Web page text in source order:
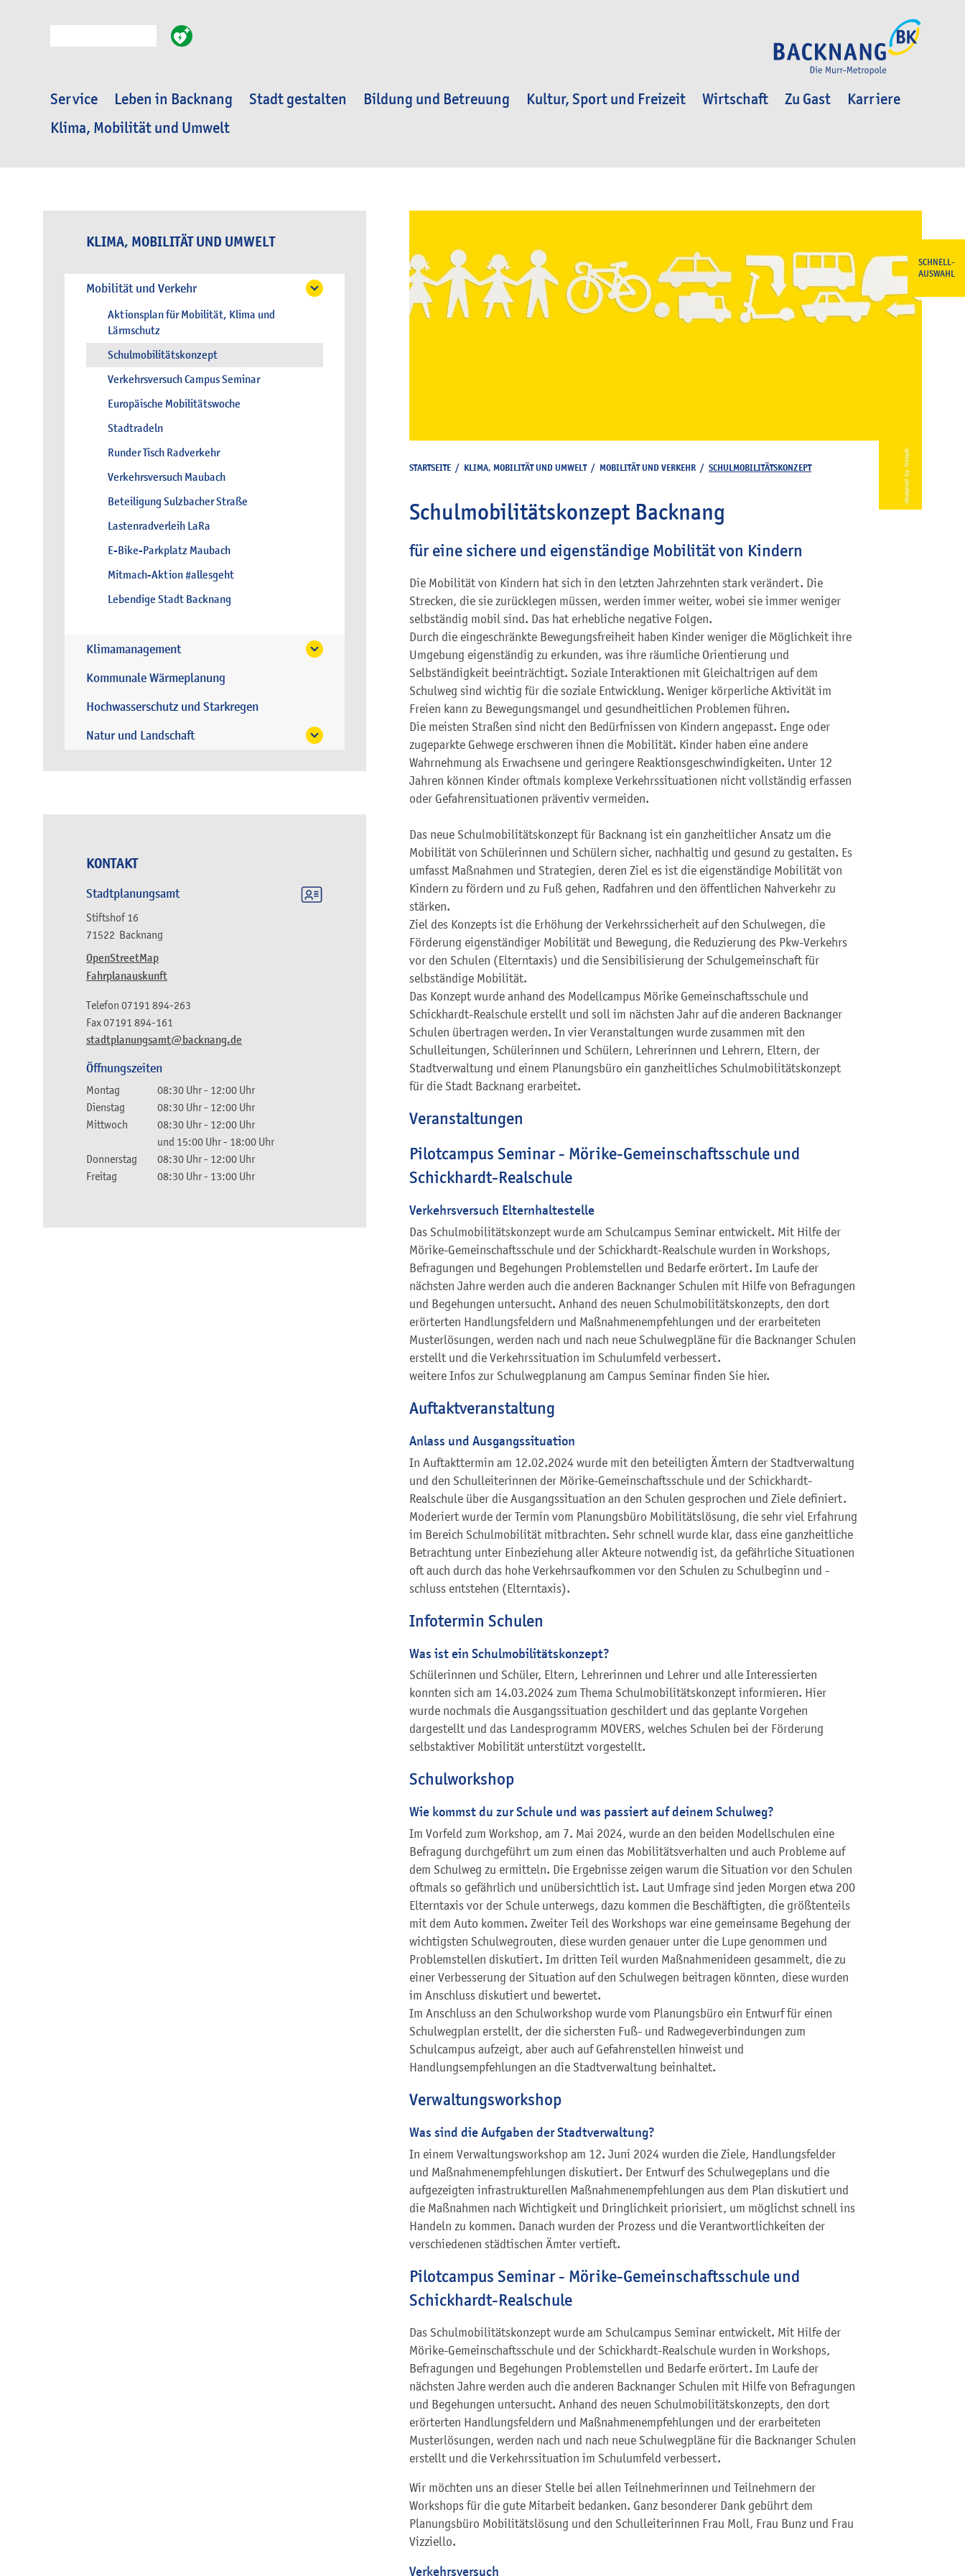
Service Leben in Backnang Stadt gestalten Bildung und Betreuung Kultur, Sport und Freizeit Wirtschaft Zu Gast
Karriere
Klima, Mobilität und Umwelt
SCHNELL-
AUSWAHL
KLIMA, MOBILITÄT UND UMWELT
Mobilität und Verkehr
Aktionsplan für Mobilität, Klima und
Lärmschutz
Schulmobilitätskonzept
Verkehrsversuch Campus Seminar
Europäische Mobilitätswoche
Stadtradeln
Runder Tisch Radverkehr
Verkehrsversuch Maubach
Beteiligung Sulzbacher Straße
Lastenradverleih LaRa
E-Bike-Parkplatz Maubach
Mitmach-Aktion #allesgeht
Lebendige Stadt Backnang
Klimamanagement
Kommunale Wärmeplanung
Hochwasserschutz und Starkregen
Natur und Landschaft
KONTAKT
Stadtplanungsamt
Stiftshof 16
71522 Backnang
OpenStreetMap
Fahrplanauskunft
stadtplanungsamt@backnang.de
Telefon 07191 894-263
Fax07191 894-161
Öffnungszeiten
Montag 08:30 Uhr- 12:00 Uhr
Dienstag
08:30 Uhr- 12:00 Uhr
Mittwoch
08:30 Uhr- 12:00 Uhr
und 15:00 Uhr- 18:00 Uhr
Donnerstag
08:30 Uhr- 12:00 Uhr
Freitag
08:30 Uhr- 13:00 Uhr
STARTSEITE / KLIMA, MOBILITÄT UND UMWELT/ MOBILITÄT UND VERKEHR / SCHULMOBILITÄTSKONZEPT
Schulmobilitätskonzept Backnang
für eine sichere und eigenständige Mobilität von Kindern
Die Mobilität von Kindern hat sich in den letzten Jahrzehnten stark verändert. Die
Strecken, die sie zurücklegen müssen, werden immer weiter, wobei sie immer weniger
selbständig mobil sind. Das hat erhebliche negative Folgen.
Durch die eingeschränkte Bewegungsfreiheit haben Kinder weniger die Möglichkeit ihre
Umgebung eigenständig zu erkunden, was ihre räumliche Orientierung und
Selbständigkeit beeinträchtigt. Soziale Interaktionen mit Gleichaltrigen auf dem
Schulweg sind wichtig für die soziale Entwicklung. Weniger körperliche Aktivität im
Freien kann zu Bewegungsmangel und gesundheitlichen Problemen führen.
Die meisten Straßen sind nicht den Bedürfnissen von Kindern angepasst. Enge oder
zugeparkte Gehwege erschweren ihnen die Mobilität. Kinder haben eine andere
Wahrnehmung als Erwachsene und geringere Reaktionsgeschwindigkeiten. Unter 12
Jahren können Kinder oftmals komplexe Verkehrssituationen nicht vollständig erfassen
oder Gefahrensituationen präventiv vermeiden.
Das neue Schulmobilitätskonzept für Backnang ist ein ganzheitlicher Ansatz um die
Mobilität von Schülerinnen und Schülern sicher, nachhaltig und gesund zu gestalten. Es
umfasst Maßnahmen und Strategien, deren Ziel es ist die eigenständige Mobilität von
Kindern zu fördern und zu Fuß gehen, Radfahren und den öffentlichen Nahverkehr zu
stärken.
Ziel des Konzepts ist die Erhöhung der Verkehrssicherheit auf den Schulwegen, die
Förderung eigenständiger Mobilität und Bewegung, die Reduzierung des Pkw-Verkehrs
vor den Schulen (Elterntaxis) und die Sensibilisierung der Schulgemeinschaft für
selbständige Mobilität.
Das Konzept wurde anhand des Modellcampus Mörike Gemeinschaftsschule und
Schickhardt-Realschule erstellt und soll im nächsten Jahr auf die anderen Backnanger
Schulen übertragen werden. In vier Veranstaltungen wurde zusammen mit den
Schulleitungen, Schülerinnen und Schülern, Lehrerinnen und Lehrern, Eltern, der
Stadtverwaltung und einem Planungsbüro ein ganzheitliches Schulmobilitätskonzept
für die Stadt Backnang erarbeitet.
Veranstaltungen
Pilotcampus Seminar - Mörike-Gemeinschaftsschule und
Schickhardt-Realschule
Verkehrsversuch Elternhaltestelle
Das Schulmobilitätskonzept wurde am Schulcampus Seminar entwickelt. Mit Hilfe der
Mörike-Gemeinschaftsschule und der Schickhardt-Realschule wurden in Workshops,
Befragungen und Begehungen Problemstellen und Bedarfe erörtert. Im Laufe der
nächsten Jahre werden auch die anderen Backnanger Schulen mit Hilfe von Befragungen
und Begehungen untersucht. Anhand des neuen Schulmobilitätskonzepts, den dort
erörterten Handlungsfeldern und Maßnahmenempfehlungen und der erarbeiteten
Musterlösungen, werden nach und nach neue Schulwegpläne für die Backnanger Schulen
erstellt und die Verkehrssituation im Schulumfeld verbessert.
weitere Infos zur Schulwegplanung am Campus Seminar finden Sie hier.
Auftaktveranstaltung
Anlass und Ausgangssituation
In Auftakttermin am 12.02.2024 wurde mit den beteiligten Ämtern der Stadtverwaltung
und den Schulleiterinnen der Mörike-Gemeinschaftsschule und der Schickhardt-
Realschule über die Ausgangssituation an den Schulen gesprochen und Ziele definiert.
Moderiert wurde der Termin vom Planungsbüro Mobilitätslösung, die sehr viel Erfahrung
im Bereich Schulmobilität mitbrachten. Sehr schnell wurde klar, dass eine ganzheitliche
Betrachtung unter Einbeziehung aller Akteure notwendig ist, da gefährliche Situationen
oft auch durch das hohe Verkehrsaufkommen vor den Schulen zu Schulbeginn und -
schluss entstehen (Elterntaxis).
Infotermin Schulen
Was ist ein Schulmobilitätskonzept?
Schülerinnen und Schüler, Eltern, Lehrerinnen und Lehrer und alle Interessierten
konnten sich am 14.03.2024 zum Thema Schulmobilitätskonzept informieren. Hier
wurde nochmals die Ausgangssituation geschildert und das geplante Vorgehen
dargestellt und das Landesprogramm MOVERS, welches Schulen bei der Förderung
selbstaktiver Mobilität unterstützt vorgestellt.
Schulworkshop
Wie kommst du zur Schule und was passiert auf deinem Schulweg?
Im Vorfeld zum Workshop, am 7. Mai 2024, wurde an den beiden Modellschulen eine
Befragung durchgeführt um zum einen das Mobilitätsverhalten und auch Probleme auf
dem Schulweg zu ermitteln. Die Ergebnisse zeigen warum die Situation vor den Schulen
oftmals so gefährlich und unübersichtlich ist. Laut Umfrage sind jeden Morgen etwa 200
Elterntaxis vor der Schule unterwegs, dazu kommen die Beschäftigten, die größtenteils
mit dem Auto kommen. Zweiter Teil des Workshops war eine gemeinsame Begehung der
wichtigsten Schulwegrouten, diese wurden genauer unter die Lupe genommen und
Problemstellen diskutiert. Im dritten Teil wurden Maßnahmenideen gesammelt, die zu
einer Verbesserung der Situation auf den Schulwegen beitragen könnten, diese wurden
im Anschluss diskutiert und bewertet.
Im Anschluss an den Schulworkshop wurde vom Planungsbüro ein Entwurf für einen
Schulwegplan erstellt, der die sichersten Fuß- und Radwegeverbindungen zum
Schulcampus aufzeigt, aber auch auf Gefahrenstellen hinweist und
Handlungsempfehlungen an die Stadtverwaltung beinhaltet.
Verwaltungsworkshop
Was sind die Aufgaben der Stadtverwaltung?
In einem Verwaltungsworkshop am 12. Juni 2024 wurden die Ziele, Handlungsfelder
und Maßnahmenempfehlungen diskutiert. Der Entwurf des Schulwegeplans und die
aufgezeigten infrastrukturellen Maßnahmenempfehlungen aus dem Plan diskutiert und
die Maßnahmen nach Wichtigkeit und Dringlichkeit priorisiert, um möglichst schnell ins
Handeln zu kommen. Danach wurden der Prozess und die Verantwortlichkeiten der
verschiedenen städtischen Ämter vertieft.
Pilotcampus Seminar - Mörike-Gemeinschaftsschule und
Schickhardt-Realschule
Das Schulmobilitätskonzept wurde am Schulcampus Seminar entwickelt. Mit Hilfe der
Mörike-Gemeinschaftsschule und der Schickhardt-Realschule wurden in Workshops,
Befragungen und Begehungen Problemstellen und Bedarfe erörtert. Im Laufe der
nächsten Jahre werden auch die anderen Backnanger Schulen mit Hilfe von Befragungen
und Begehungen untersucht. Anhand des neuen Schulmobilitätskonzepts, den dort
erörterten Handlungsfeldern und Maßnahmenempfehlungen und der erarbeiteten
Musterlösungen, werden nach und nach neue Schulwegpläne für die Backnanger Schulen
erstellt und die Verkehrssituation im Schulumfeld verbessert.
Wir möchten uns an dieser Stelle bei allen Teilnehmerinnen und Teilnehmern der
Workshops für die gute Mitarbeit bedanken. Ganz besonderer Dank gebührt dem
Planungsbüro Mobilitätslösung und den Schulleiterinnen Frau Moll, Frau Bunz und Frau
Vizziello.
Verkehrsversuch